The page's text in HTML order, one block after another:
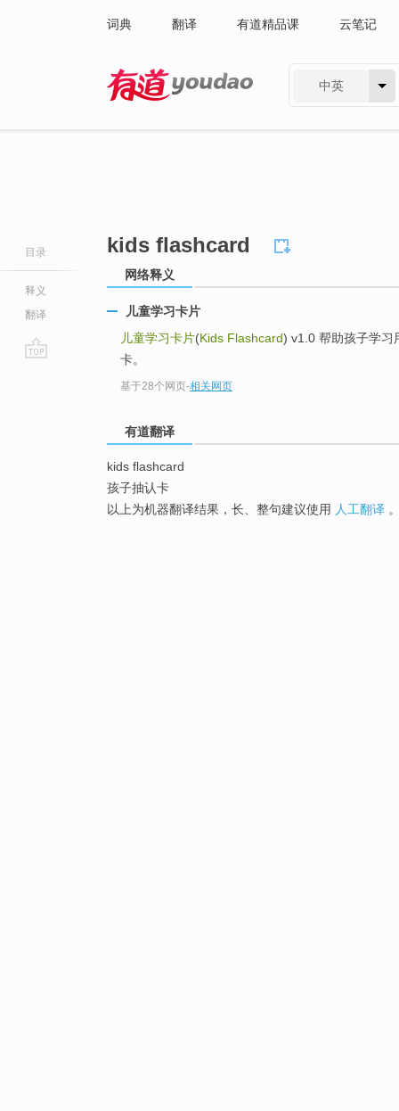
词典 翻译 有道精品课 云笔记
中英
目录
释义
翻译
kids flashcard
网络释义
儿童学习卡片
儿童学习卡片(Kids Flashcard) v1.0 帮助孩子学习
卡。
基于28个网页-相关网页
有道翻译
kids flashcard
孩子抽认卡
以上为机器翻译结果，长、整句建议使用 人工翻译